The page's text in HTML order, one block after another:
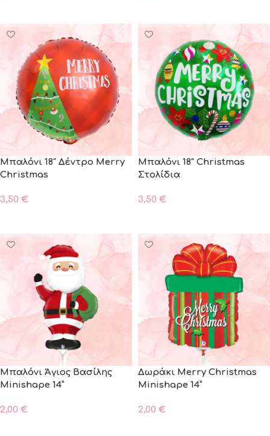
Μπαλόνι 18″ Δέντρο Merry
Christmas
3,50 €
Μπαλόνι 18″ Christmas
Στολίδια
3,50 €
Μπαλόνι Άγιος Βασίλης
Minishape 14”
2,00 €
Δωράκι Merry Christmas
Minishape 14”
2,00 €